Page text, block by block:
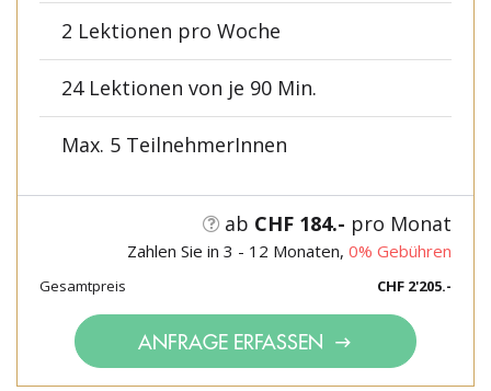
2 Lektionen pro Woche
24 Lektionen von je 90 Min.
Max. 5 TeilnehmerInnen
ab CHF 184.- pro Monat
Zahlen Sie in 3 - 12 Monaten, 0% Gebühren
Gesamtpreis CHF 2'205.-
ANFRAGE ERFASSEN